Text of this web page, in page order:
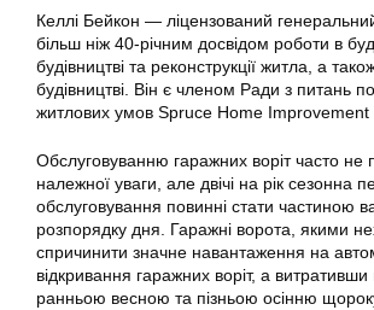
Келлі Бейкон — ліцензований
більш ніж 40-річним досвідом роботи в
будівництві та реконструкції житла, а
будівництві. Він є членом Ради з питань
житлових умов Spruce Home Improvement
Обслуговуванню гаражних воріт часто не
належної уваги, але двічі на рік сезонна
обслуговування повинні стати частиною
розпорядку дня. Гаражні ворота, якими
спричинити значне навантаження на
відкривання гаражних воріт, а витративши
ранньою весною та пізньою осінню